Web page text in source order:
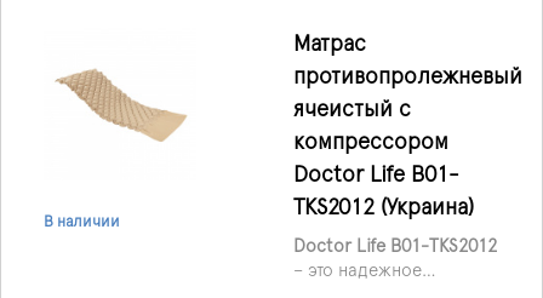
стационаре, так и дома,
заболеваниях опорно-
двигательной и
центральной нервной
системы, а также при
тяжелых соматических
состояниях.
В наличии
Матрас
противопролежневый
ячеистый с
компрессором
Doctor Life B01-
TKS2012 (Украина)
Doctor Life B01-TKS2012
– это надежное